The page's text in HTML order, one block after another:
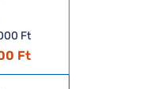
Ft
Ft